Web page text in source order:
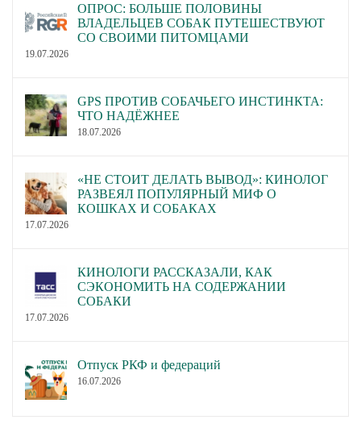
ОПРОС: БОЛЬШЕ ПОЛОВИНЫ
ВЛАДЕЛЬЦЕВ СОБАК ПУТЕШЕСТВУЮТ
СО СВОИМИ ПИТОМЦАМИ
19.07.2026
GPS ПРОТИВ СОБАЧЬЕГО ИНСТИНКТА:
ЧТО НАДЁЖНЕЕ
18.07.2026
«НЕ СТОИТ ДЕЛАТЬ ВЫВОД»: КИНОЛОГ
РАЗВЕЯЛ ПОПУЛЯРНЫЙ МИФ О
КОШКАХ И СОБАКАХ
17.07.2026
КИНОЛОГИ РАССКАЗАЛИ, КАК
СЭКОНОМИТЬ НА СОДЕРЖАНИИ
СОБАКИ
17.07.2026
Отпуск РКФ и федераций
16.07.2026